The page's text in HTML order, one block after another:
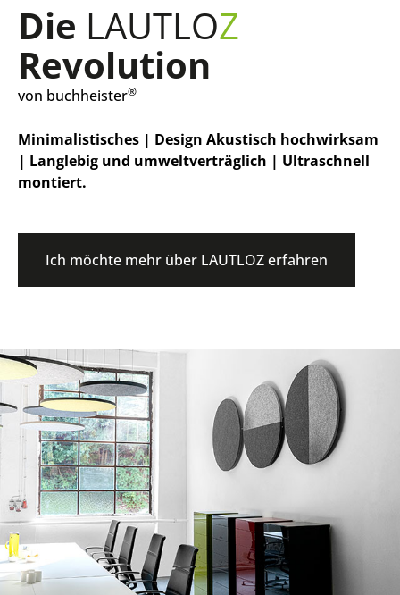
Die LAUTLOZ
Revolution
von buchheister®
Minimalistisches | Design Akustisch hochwirksam
| Langlebig und umweltverträglich | Ultraschnell
montiert.
Ich möchte mehr über LAUTLOZ erfahren